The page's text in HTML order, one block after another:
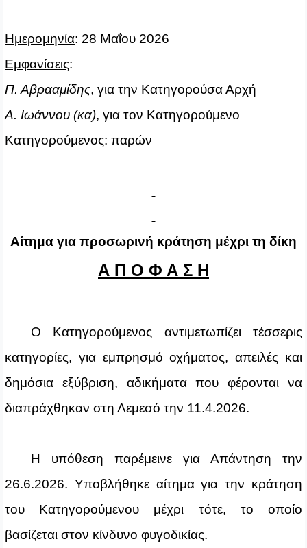
Ημερομηνία: 28 Μαΐου 2026
Εμφανίσεις:
Π. Αβρααμίδης, για την Κατηγορούσα Αρχή
Α. Ιωάννου (κα), για τον Κατηγορούμενο
Κατηγορούμενος: παρών
Αίτημα για προσωρινή κράτηση μέχρι τη δίκη
Α Π Ο Φ Α Σ Η
Ο Κατηγορούμενος αντιμετωπίζει τέσσερις
κατηγορίες, για εμπρησμό οχήματος, απειλές και
δημόσια εξύβριση, αδικήματα που φέρονται να
διαπράχθηκαν στη Λεμεσό την 11.4.2026.
Η υπόθεση παρέμεινε για Απάντηση την
26.6.2026. Υποβλήθηκε αίτημα για την κράτηση
του Κατηγορούμενου μέχρι τότε, το οποίο
βασίζεται στον κίνδυνο φυγοδικίας.